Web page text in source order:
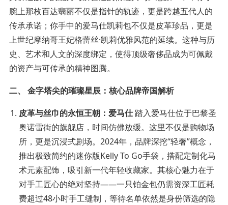
腕上那枚百达翡丽不仅是指针的轨迹，更是跨越五代人的
传承承诺；你手中的爱马仕凯莉包不仅是皮革珍品，更是
上世纪摩纳哥王妃格蕾丝·凯莉优雅风范的延续。这种与历
史、艺术和人文的深度绑定，使得顶级奢侈品成为可佩戴
的资产与可传承的精神图腾。
二、 金字塔尖的璀璨星辰：核心品牌帝国解析
皮革与丝巾的永恒王朝：爱马仕踏入爱马仕位于巴黎圣
奥诺雷街的旗舰店，时间仿佛放缓。这里不仅是购物场
所，更是沉浸式剧场。2024年，品牌深挖“轻奢”概念，
推出极致简约的迷你版Kelly To Go手袋，搭配定制化马
术元素配饰，吸引新一代年轻收藏家。其核心魅力在于
对手工匠心的绝对坚持——一只铂金包仍需资深工匠耗
费超过48小时手工缝制，等待名单依然是身份筛选的隐